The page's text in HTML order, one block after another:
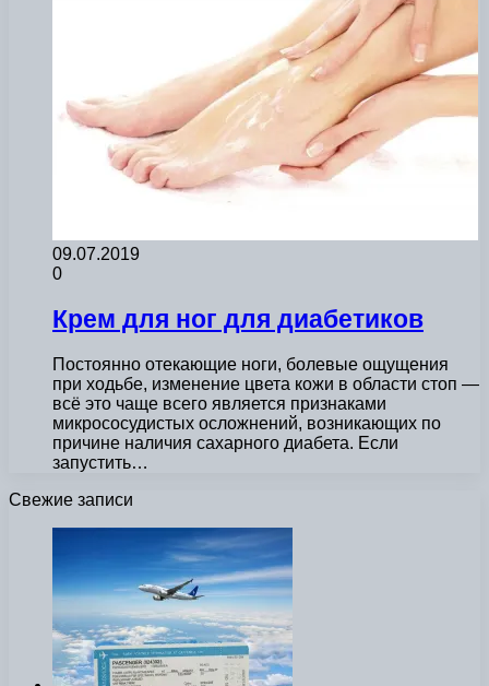
09.07.2019
0
Крем для ног для диабетиков
Постоянно отекающие ноги, болевые ощущения
при ходьбе, изменение цвета кожи в области стоп —
всё это чаще всего является признаками
микрососудистых осложнений, возникающих по
причине наличия сахарного диабета. Если
запустить…
Свежие записи